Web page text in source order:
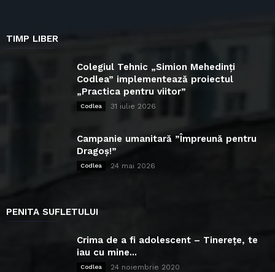
TIMP LIBER
Colegiul Tehnic „Simion Mehedinți
Codlea” implementează proiectul
„Practica pentru viitor”
Codlea 31 iulie 2026
Campanie umanitară ”Împreună pentru
Dragoș!”
Codlea 24 mai 2026
PENITA SUFLETULUI
Crima de a fi adolescent – Tinerețe, te
iau cu mine...
Codlea 24 noiembrie 2020